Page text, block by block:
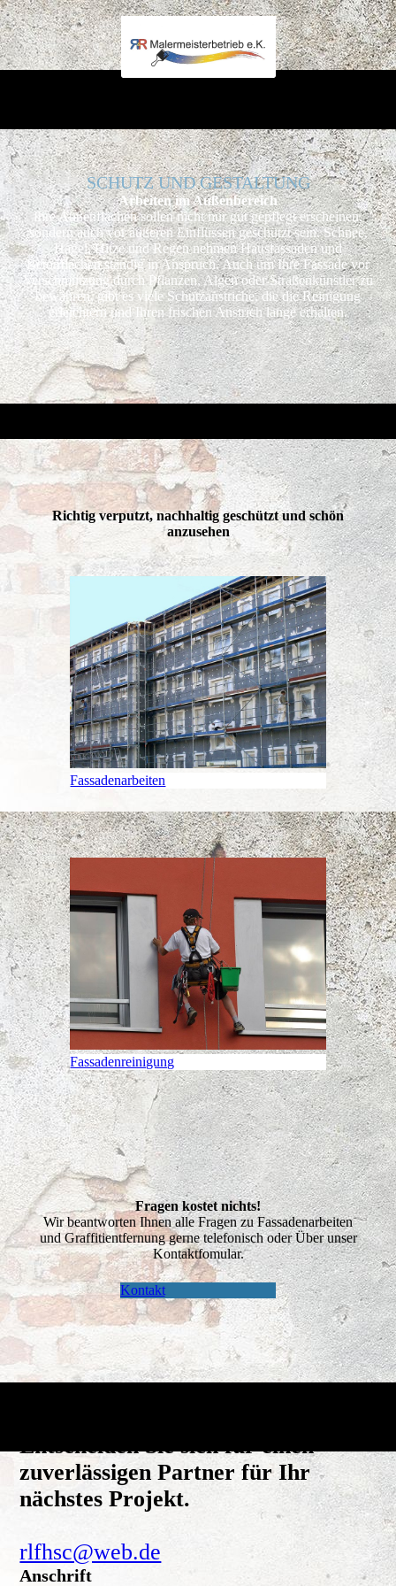
SCHUTZ UND GESTALTUNG
Arbeiten im Außen­bereich
Ihre Außenflächen sollen nicht nur gut gepflegt erscheinen,
sondern auch vor äußeren Einflüssen geschützt sein. Schnee,
Hagel, Hitze und Regen nehmen Hausfassaden und
Betonflächen ständig in Anspruch. Auch um Ihre Fassade vor
Verschmutzung durch Pflanzen, Algen oder Straßenkünstler zu
bewahren, gibt es viele Schutzanstriche, die die Reinigung
erleichtern und Ihren frischen Anstrich lange erhalten.
Richtig verputzt, nachhaltig geschützt und schön
anzusehen
Fassadenarbeiten
Fassadenreinigung
Fragen kostet nichts!
Wir beantworten Ihnen alle Fragen zu Fassadenarbeiten
und Graffitientfernung gerne telefonisch oder Über unser
Kontaktfomular.
Kontakt
Entscheiden Sie sich für einen
zuverlässigen Partner für Ihr
nächstes Projekt.
rlfhsc@web.de
Anschrift